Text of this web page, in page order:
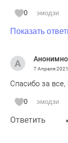
0 эмодзи
Показать
Анонимно
7 Апреля 2021
Спасибо за
0 эмодзи
Ответить